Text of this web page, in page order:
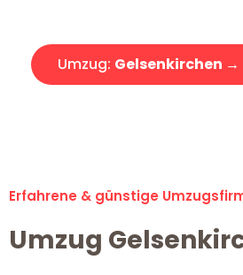
Umzug: Gelsenkirchen →
Erfahrene & günstige
Umzug